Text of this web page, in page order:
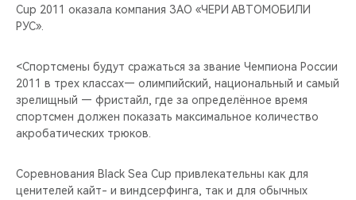
CHERY ДЛЯ ДЕТЕЙ
Cup 2011 оказала компания ЗАО «ЧЕРИ АВТОМОБИЛИ
РУС».
<Спортсмены будут сражаться за звание Чемпиона России
2011 в трех классах— олимпийский, национальный и самый
зрелищный — фристайл, где за определённое время
спортсмен должен показать максимальное количество
акробатических трюков.
Соревнования Black Sea Cup привлекательны как для
ценителей кайт- и виндсерфинга, так и для обычных